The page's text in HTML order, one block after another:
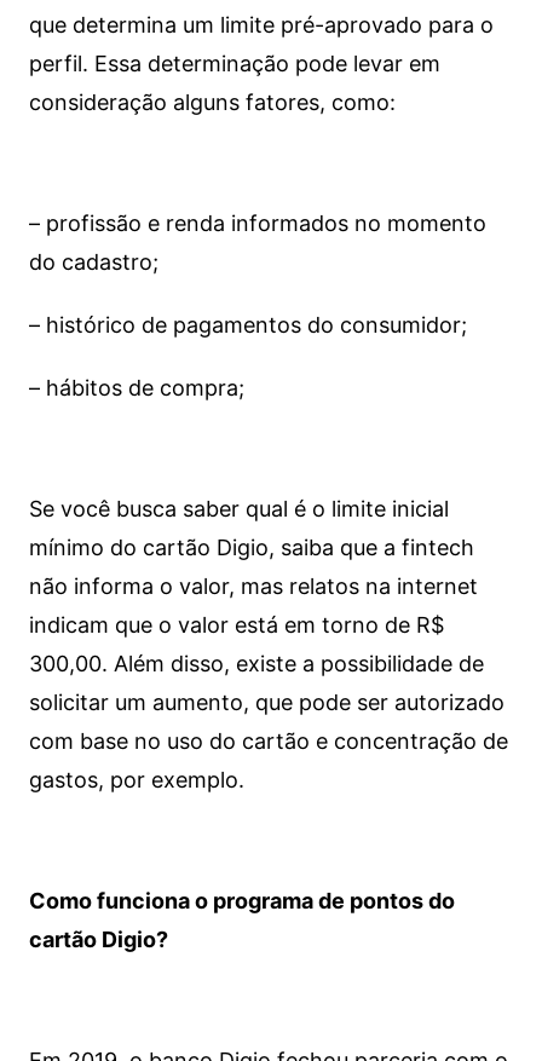
que determina um limite pré-aprovado para o
perfil. Essa determinação pode levar em
consideração alguns fatores, como:
– profissão e renda informados no momento
do cadastro;
– histórico de pagamentos do consumidor;
– hábitos de compra;
Se você busca saber qual é o limite inicial
mínimo do cartão Digio, saiba que a fintech
não informa o valor, mas relatos na internet
indicam que o valor está em torno de R$
300,00. Além disso, existe a possibilidade de
solicitar um aumento, que pode ser autorizado
com base no uso do cartão e concentração de
gastos, por exemplo.
Como funciona o programa de pontos do
cartão Digio?